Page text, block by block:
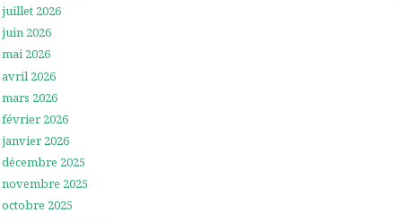
juillet 2026
juin 2026
mai 2026
avril 2026
mars 2026
février 2026
janvier 2026
décembre 2025
novembre 2025
octobre 2025